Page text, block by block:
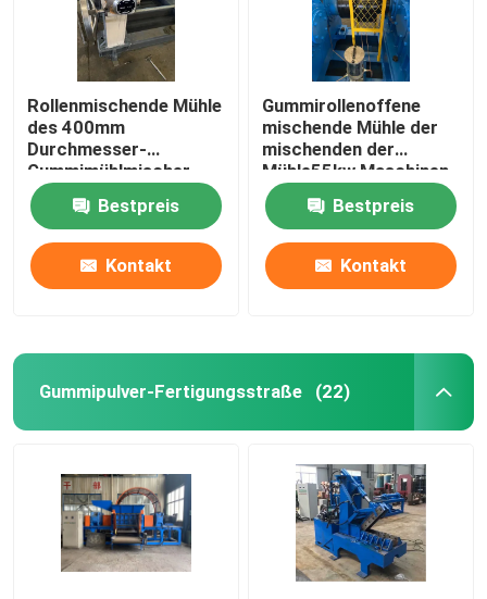
Rollenmischende Mühle
des 400mm
Durchmesser-
Gummimühlmischer-
37Kw zwei
Bestpreis
Kontakt
Gummirollenoffene
mischende Mühle der
mischenden der
Mühle55kw Maschinen-
XK450 zwei
Bestpreis
Kontakt
Gummipulver-Fertigungsstraße (22)